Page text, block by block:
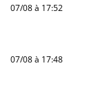
07/08 à 17:52
07/08 à 17:48